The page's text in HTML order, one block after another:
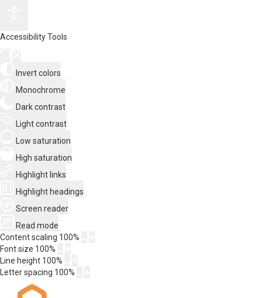
Accessibility Tools
Invert colors
Monochrome
Dark contrast
Light contrast
Low saturation
High saturation
Highlight links
Highlight headings
Screen reader
Read mode
Content scaling 100%
Font size 100%
Line height 100%
Letter spacing 100%